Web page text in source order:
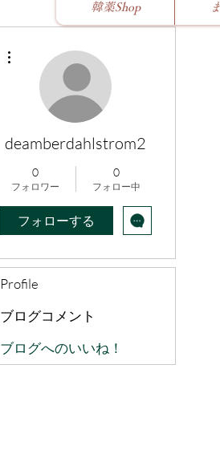
韓薬Shop
deamberdahlstrom2
0
フォロワー
0
フォロー中
フォローする
Profile
ブログコメント
ブログへのいいね！